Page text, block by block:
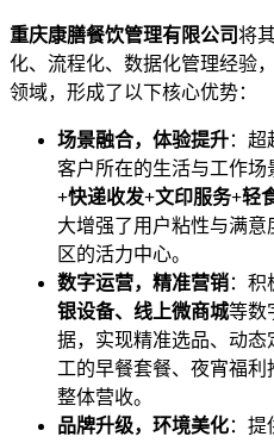
重庆康膳餐饮管理有限公司将
化、流程化、数据化管理经验
领域，形成了以下核心优势：
场景融合，体验提升：超
客户所在的生活与工作场
+快递收发+文印服务+轻
大增强了用户粘性与满意
区的活力中心。
数字运营，精准营销：积
银设备、线上微商城等数
据，实现精准选品、动态
工的早餐套餐、夜宵福
整体营收。
品牌升级，环境美化：提